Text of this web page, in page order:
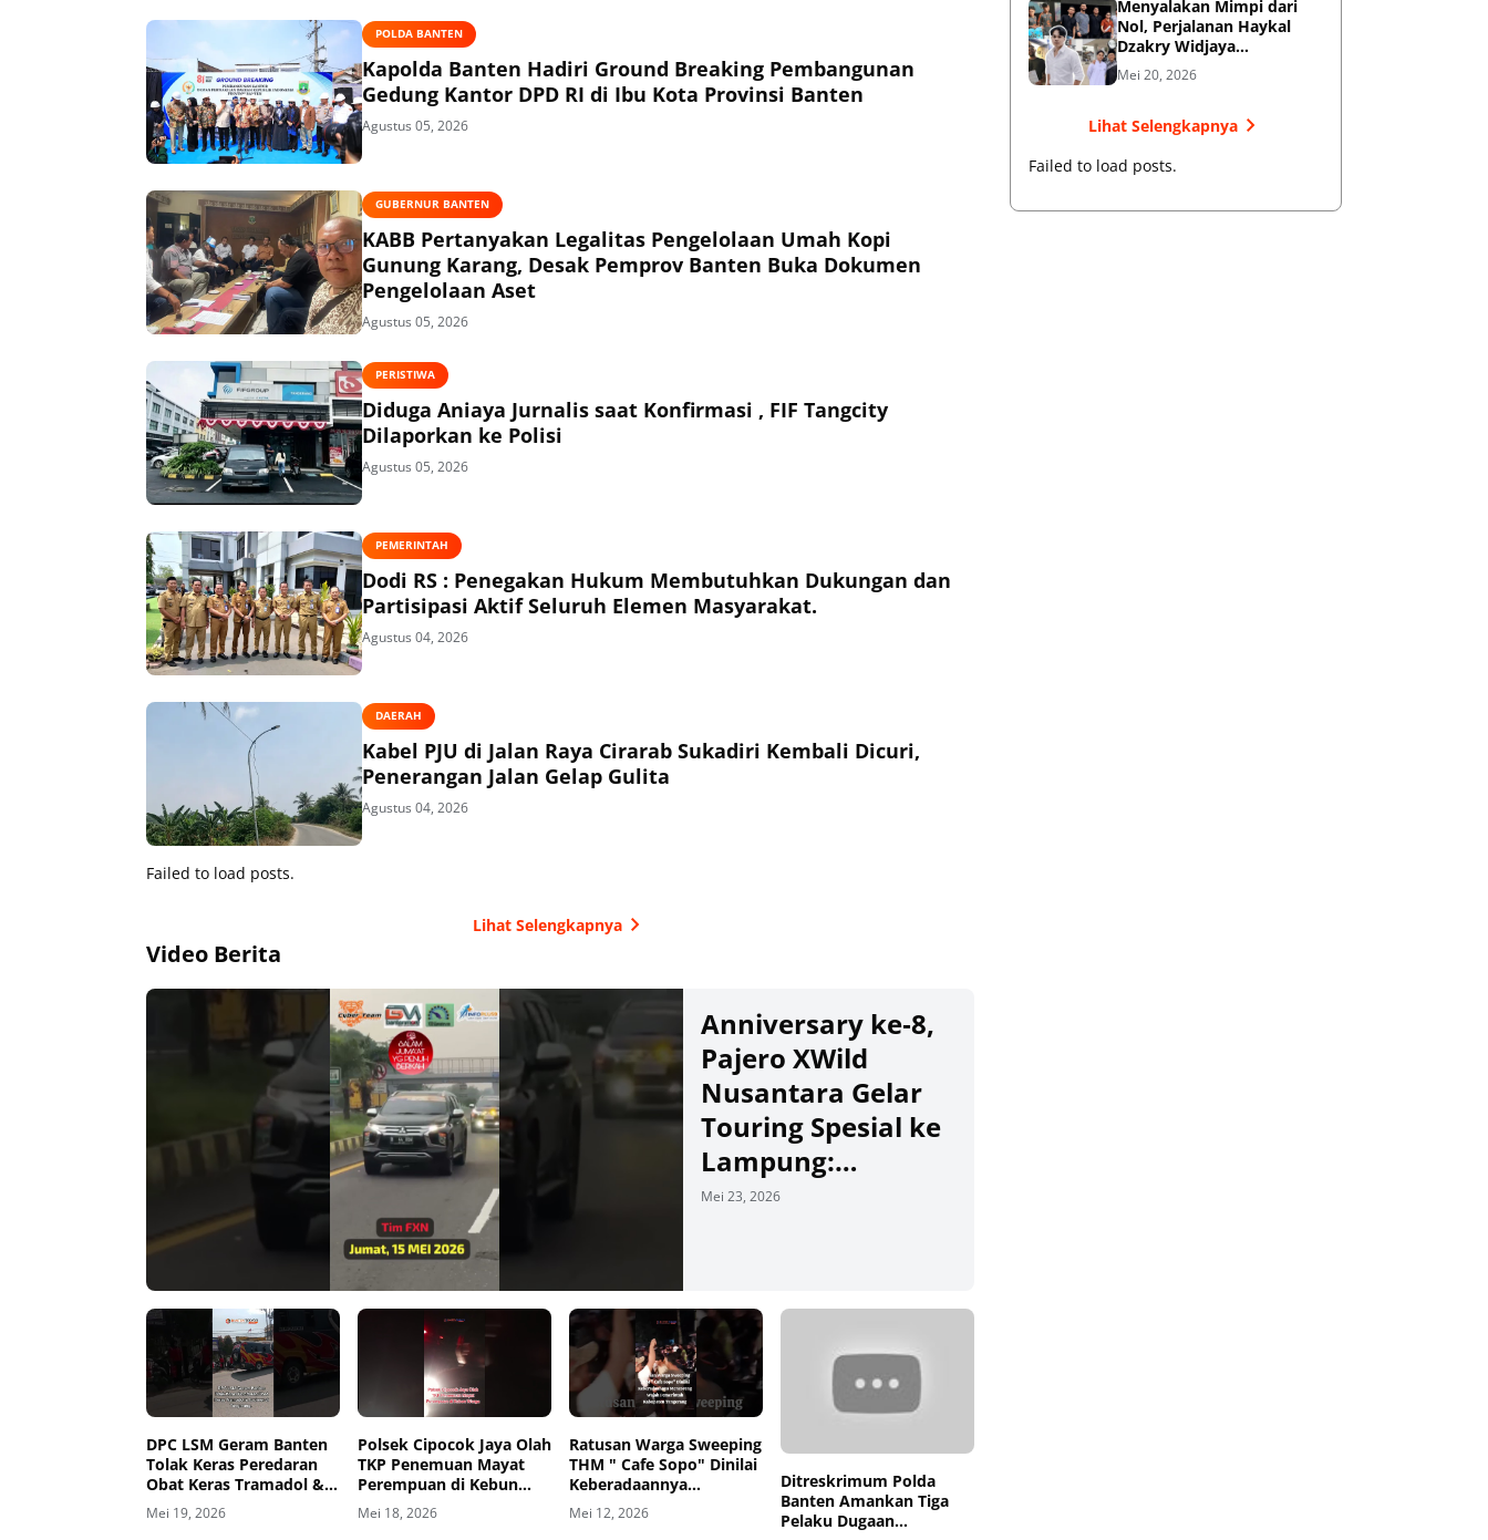
POLDA BANTEN
Kapolda Banten Hadiri Ground Breaking Pembangunan
Gedung Kantor DPD RI di Ibu Kota Provinsi Banten
Agustus 05, 2026
GUBERNUR BANTEN
KABB Pertanyakan Legalitas Pengelolaan Umah Kopi
Gunung Karang, Desak Pemprov Banten Buka Dokumen
Pengelolaan Aset
Agustus 05, 2026
PERISTIWA
Diduga Aniaya Jurnalis saat Konfirmasi , FIF Tangcity
Dilaporkan ke Polisi
Agustus 05, 2026
PEMERINTAH
Dodi RS : Penegakan Hukum Membutuhkan Dukungan dan
Partisipasi Aktif Seluruh Elemen Masyarakat.
Agustus 04, 2026
DAERAH
Kabel PJU di Jalan Raya Cirarab Sukadiri Kembali Dicuri,
Penerangan Jalan Gelap Gulita
Agustus 04, 2026
Failed to load posts.
Lihat Selengkapnya
Video Berita
Anniversary ke‑8,
Pajero XWild
Nusantara Gelar
Touring Spesial ke
Lampung:
Eksplorasi Wisata
Mei 23, 2026
DPC LSM Geram Banten
Tolak Keras Peredaran
Obat Keras Tramadol &
Exsimer di Tangerang
Mei 19, 2026
00:00
Polsek Cipocok Jaya Olah
TKP Penemuan Mayat
Perempuan di Kebun
Warga
Mei 18, 2026
00:00
Ratusan Warga Sweeping
THM " Cafe Sopo" Dinilai
Keberadaannya
Mencoreng Wajah
Pemerintah Kabupaten
Mei 12, 2026
Ditreskrimum Polda
Banten Amankan Tiga
Pelaku Dugaan
Menyalakan Mimpi dari
Nol, Perjalanan Haykal
Dzakry Widjaya
Membangun Bisnis dan
Menebar Manfaat
Mei 20, 2026
Lihat Selengkapnya
Failed to load posts.